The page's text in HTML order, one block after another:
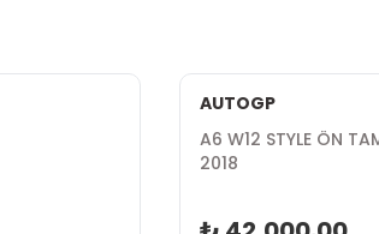
AUTOGP
A6 W12 STYLE ÖN
2018